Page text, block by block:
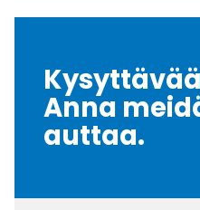
Anna
auttaa.